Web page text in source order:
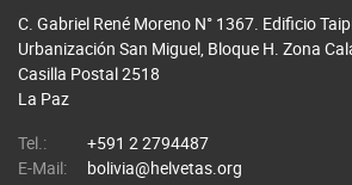
C. Gabriel René Moreno N° 1367. Edificio
Urbanización San Miguel, Bloque H. Zona
Casilla Postal 2518
La Paz
Tel.:
+591 2 2794487
E-Mail:
bolivia@helvetas.org